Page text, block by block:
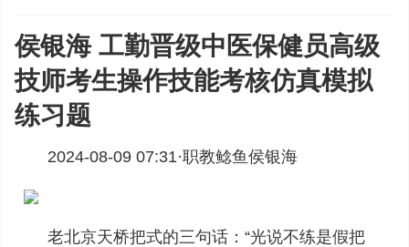
侯银海 工勤晋级中医保健员高级
技师考生操作技能考核仿真模拟
练习题
2024-08-09 07:31·职教鲶鱼侯银海
老北京天桥把式的三句话：“光说不练是假把